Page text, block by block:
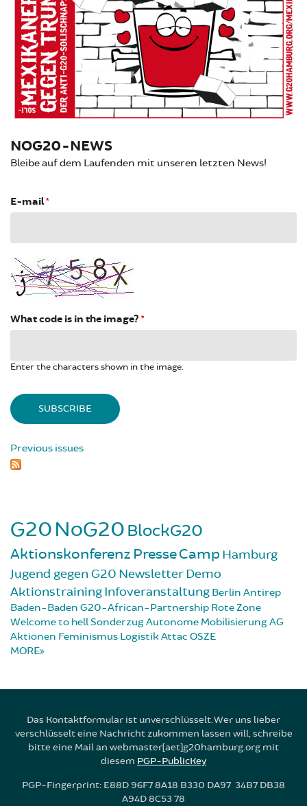
NOG20-NEWS
Bleibe auf dem Laufenden mit unseren letzten News!
E-mail*
What code is in the image? *
Enter the characters shown in the image.
Previous issues
G20NoG20 BlockG20
Aktionskonferenz PresseCampHamburg
Jugend gegen G20 NewsletterDemo
AktionstrainingInfoveranstaltung Berlin Antirep
Baden-Baden G20-African-Partnership Rote Zone
Welcome to hellSonderzugAutonome MobilisierungAG
Aktionen Feminismus Logistik Attac OSZE
MORE
Das Kontaktformular ist unverschlüsselt. Wer uns lieber
verschlüsselt eine Nachricht zukommen lassen will, schreibe
bitte eine Mail an webmaster[aet]g20hamburg.org mit
diesem PGP-PublicKey
PGP-Fingerprint: E88D 96F7 8A18 B330 DA97 34B7 DB38
A94D 8C53 78